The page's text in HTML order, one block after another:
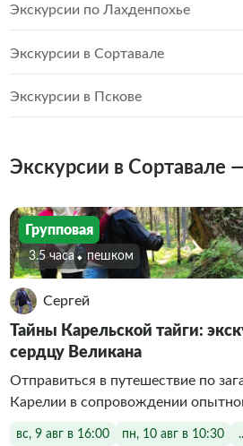
Экскурсии по Лахденпохье
Экскурсии в Сортавале
Экскурсии в Пскове
Экскурсии в Сортавале
Групповая
3.5 часа Пешком
Сергей
Тайны Карельской тайги:
сердцу Великана
Отправиться в путешествие по
Карелии в сопровождении
вс, 9 авг в 16:00 пн, 10 авг в 10:30